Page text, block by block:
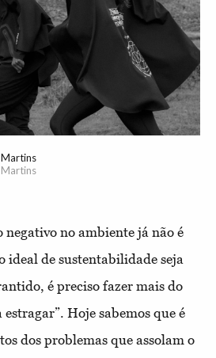
no ambiente já não é
ideal de sustentabilidade seja
é preciso fazer mais do
Hoje sabemos que é
dos problemas que assolam o